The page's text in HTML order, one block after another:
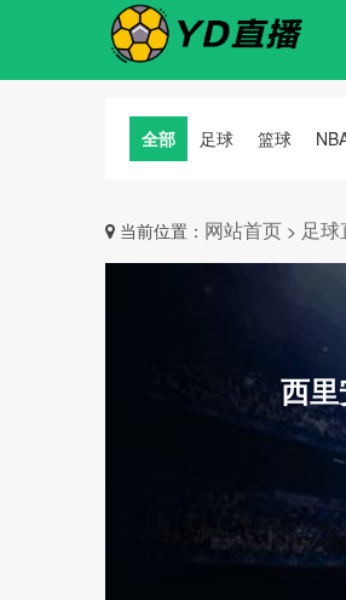
全部 足球 篮球
当前位置： 网站首页 > 足球
西